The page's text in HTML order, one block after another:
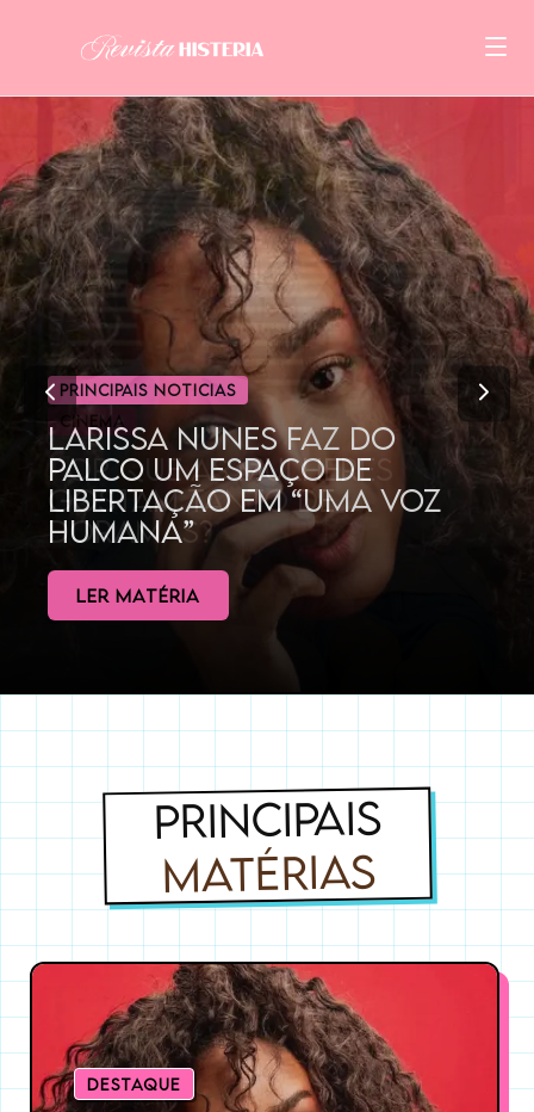
CINEMA
POR QUE AS MULHERES
GOSTAM TANTO DE
DORAMAS?
LER MATÉRIA
PRINCIPAIS
MATÉRIAS
DESTAQUE